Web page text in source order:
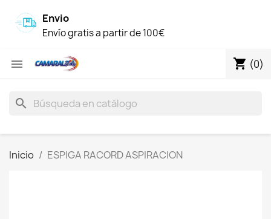
Envio
Envío gratis a partir de 100€
 shopping_cart (0)
search
Inicio ESPIGA RACORD ASPIRACION